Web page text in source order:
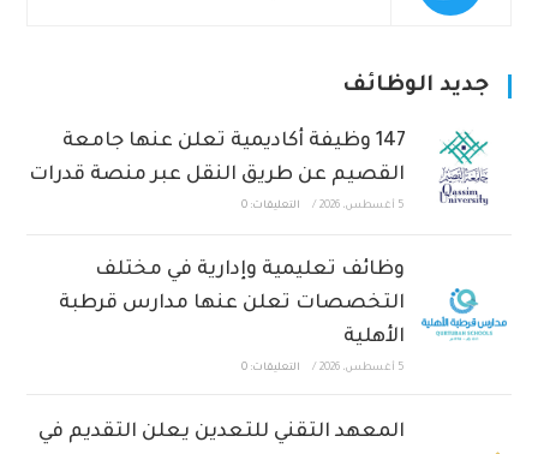
جديد الوظائف
147 وظيفة أكاديمية تعلن عنها جامعة
القصيم عن طريق النقل عبر منصة قدرات
5 أغسطس، 2026 / التعليقات: 0
وظائف تعليمية وإدارية في مختلف
التخصصات تعلن عنها مدارس قرطبة
الأهلية
5 أغسطس، 2026 / التعليقات: 0
المعهد التقني للتعدين يعلن التقديم في